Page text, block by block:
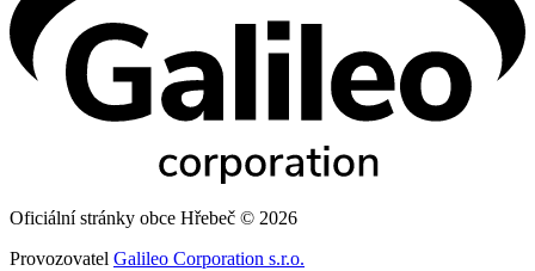
Oficiální stránky obce Hřebeč © 2026
Provozovatel Galileo Corporation s.r.o.